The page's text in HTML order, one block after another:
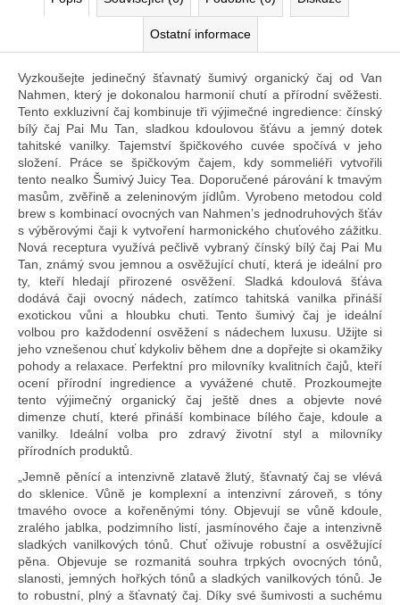
Ostatní informace
Vyzkoušejte jedinečný šťavnatý šumivý organický čaj od Van
Nahmen, který je dokonalou harmonií chutí a přírodní svěžesti.
Tento exkluzivní čaj kombinuje tři výjimečné ingredience: čínský
bílý čaj Pai Mu Tan, sladkou kdoulovou šťávu a jemný dotek
tahitské vanilky. Tajemství špičkového cuvée spočívá v jeho
složení. Práce se špičkovým čajem, kdy sommeliéři vytvořili
tento nealko Šumivý Juicy Tea. Doporučené párování k tmavým
masům, zvěřině a zeleninovým jídlům. Vyrobeno metodou cold
brew s kombinací ovocných van Nahmen’s jednodruhových šťáv
s výběrovými čaji k vytvoření harmonického chuťového zážitku.
Nová receptura využívá pečlivě vybraný čínský bílý čaj Pai Mu
Tan, známý svou jemnou a osvěžující chutí, která je ideální pro
ty, kteří hledají přirozené osvěžení. Sladká kdoulová šťáva
dodává čaji ovocný nádech, zatímco tahitská vanilka přináší
exotickou vůni a hloubku chuti. Tento šumivý čaj je ideální
volbou pro každodenní osvěžení s nádechem luxusu. Užijte si
jeho vznešenou chuť kdykoliv během dne a dopřejte si okamžiky
pohody a relaxace. Perfektní pro milovníky kvalitních čajů, kteří
ocení přírodní ingredience a vyvážené chutě. Prozkoumejte
tento výjimečný organický čaj ještě dnes a objevte nové
dimenze chutí, které přináší kombinace bílého čaje, kdoule a
vanilky. Ideální volba pro zdravý životní styl a milovníky
přírodních produktů.
„Jemně pěnící a intenzivně zlatavě žlutý, šťavnatý čaj se vlévá
do sklenice. Vůně je komplexní a intenzivní zároveň, s tóny
tmavého ovoce a kořeněnými tóny. Objevují se vůně kdoule,
zralého jablka, podzimního listí, jasmínového čaje a intenzivně
sladkých vanilkových tónů. Chuť oživuje robustní a osvěžující
pěna. Objevuje se rozmanitá souhra trpkých ovocných tónů,
slanosti, jemných hořkých tónů a sladkých vanilkových tónů. Je
to robustní, plný a šťavnatý čaj. Díky své šumivosti a suchému